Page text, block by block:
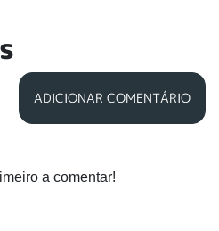
ADICIONAR COMENTÁRIO
a comentar!